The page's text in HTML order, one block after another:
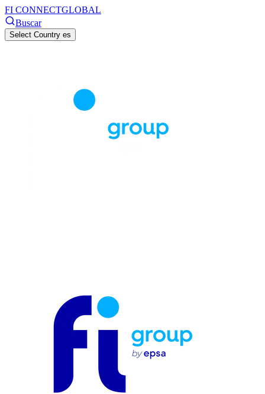
FI CONNECTGLOBAL
Buscar
Select Country es